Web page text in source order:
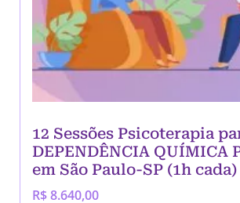
12 Sessões Psicoterapia
DEPENDÊNCIA QUÍMICA
em São Paulo-SP (1h cada)
R$8.640,00